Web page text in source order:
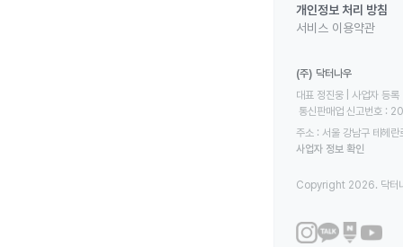
개인정보 처리 방침
서비스 이용약관
(주) 닥터나우
대표 정진웅 | 사업자
통신판매업 신고번호
주소 : 서울 강남구 테헤
사업자 정보 확인
Copyright 2026. 닥터